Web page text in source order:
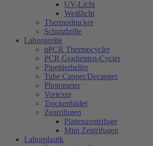
UV-Licht
Weißlicht
Thermodrucker
Schutzbrille
Laborgeräte
qPCR Thermocycler
PCR Gradienten-Cycler
Pipettierhelfer
Tube Capper/Decapper
Photometer
Vortexer
Trockenbäder
Zentrifugen
Plattenzentrifuge
Mini Zentrifugen
Laborplastik